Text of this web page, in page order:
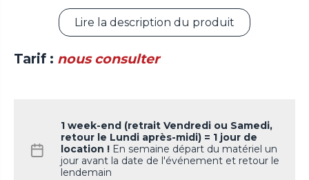
Lire la description du produit
Tarif : nous consulter
1 week-end (retrait Vendredi ou Samedi,
retour le Lundi après-midi) = 1 jour de
location ! En semaine départ du matériel un
jour avant la date de l'événement et retour le
lendemain